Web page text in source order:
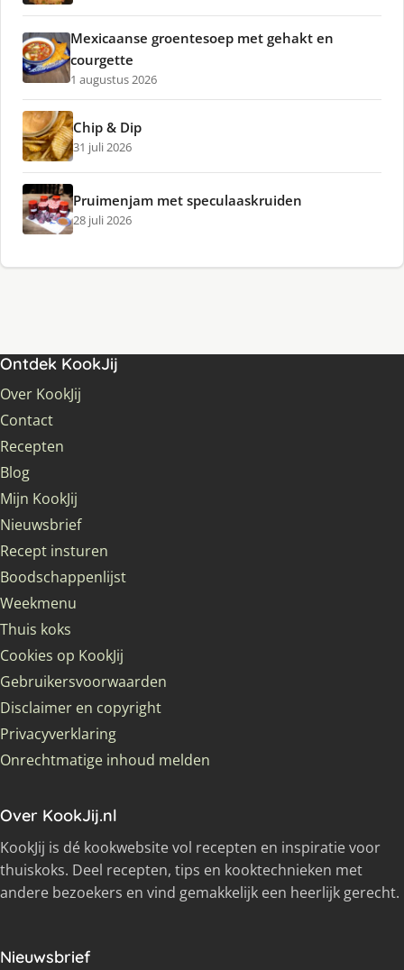
Mexicaanse groentesoep met gehakt en
courgette
1 augustus 2026
Chip & Dip
31 juli 2026
Pruimenjam met speculaaskruiden
28 juli 2026
Ontdek KookJij
Over KookJij
Contact
Recepten
Blog
Mijn KookJij
Nieuwsbrief
Recept insturen
Boodschappenlijst
Weekmenu
Thuis koks
Cookies op KookJij
Gebruikersvoorwaarden
Disclaimer en copyright
Privacyverklaring
Onrechtmatige inhoud melden
Over KookJij.nl
KookJij is dé kookwebsite vol recepten en inspiratie voor
thuiskoks. Deel recepten, tips en kooktechnieken met
andere bezoekers en vind gemakkelijk een heerlijk gerecht.
Nieuwsbrief